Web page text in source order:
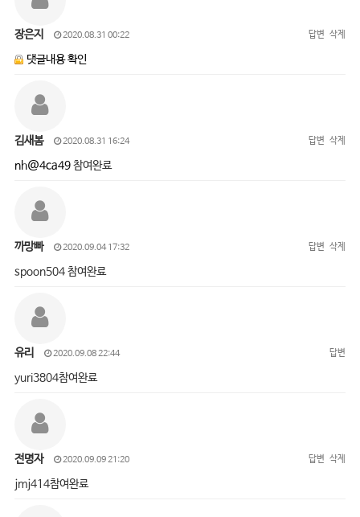
장은지 2020.08.31 00:22 답변 삭제
댓글내용 확인
김새봄 2020.08.31 16:24 답변 삭제
nh@4ca49참여완료
까망빠 2020.09.04 17:32 답변 삭제
spoon504 참여완료
유리 2020.09.08 22:44 답변
yuri3804참여완료
전명자 2020.09.09 21:20 답변 삭제
jmj414참여완료